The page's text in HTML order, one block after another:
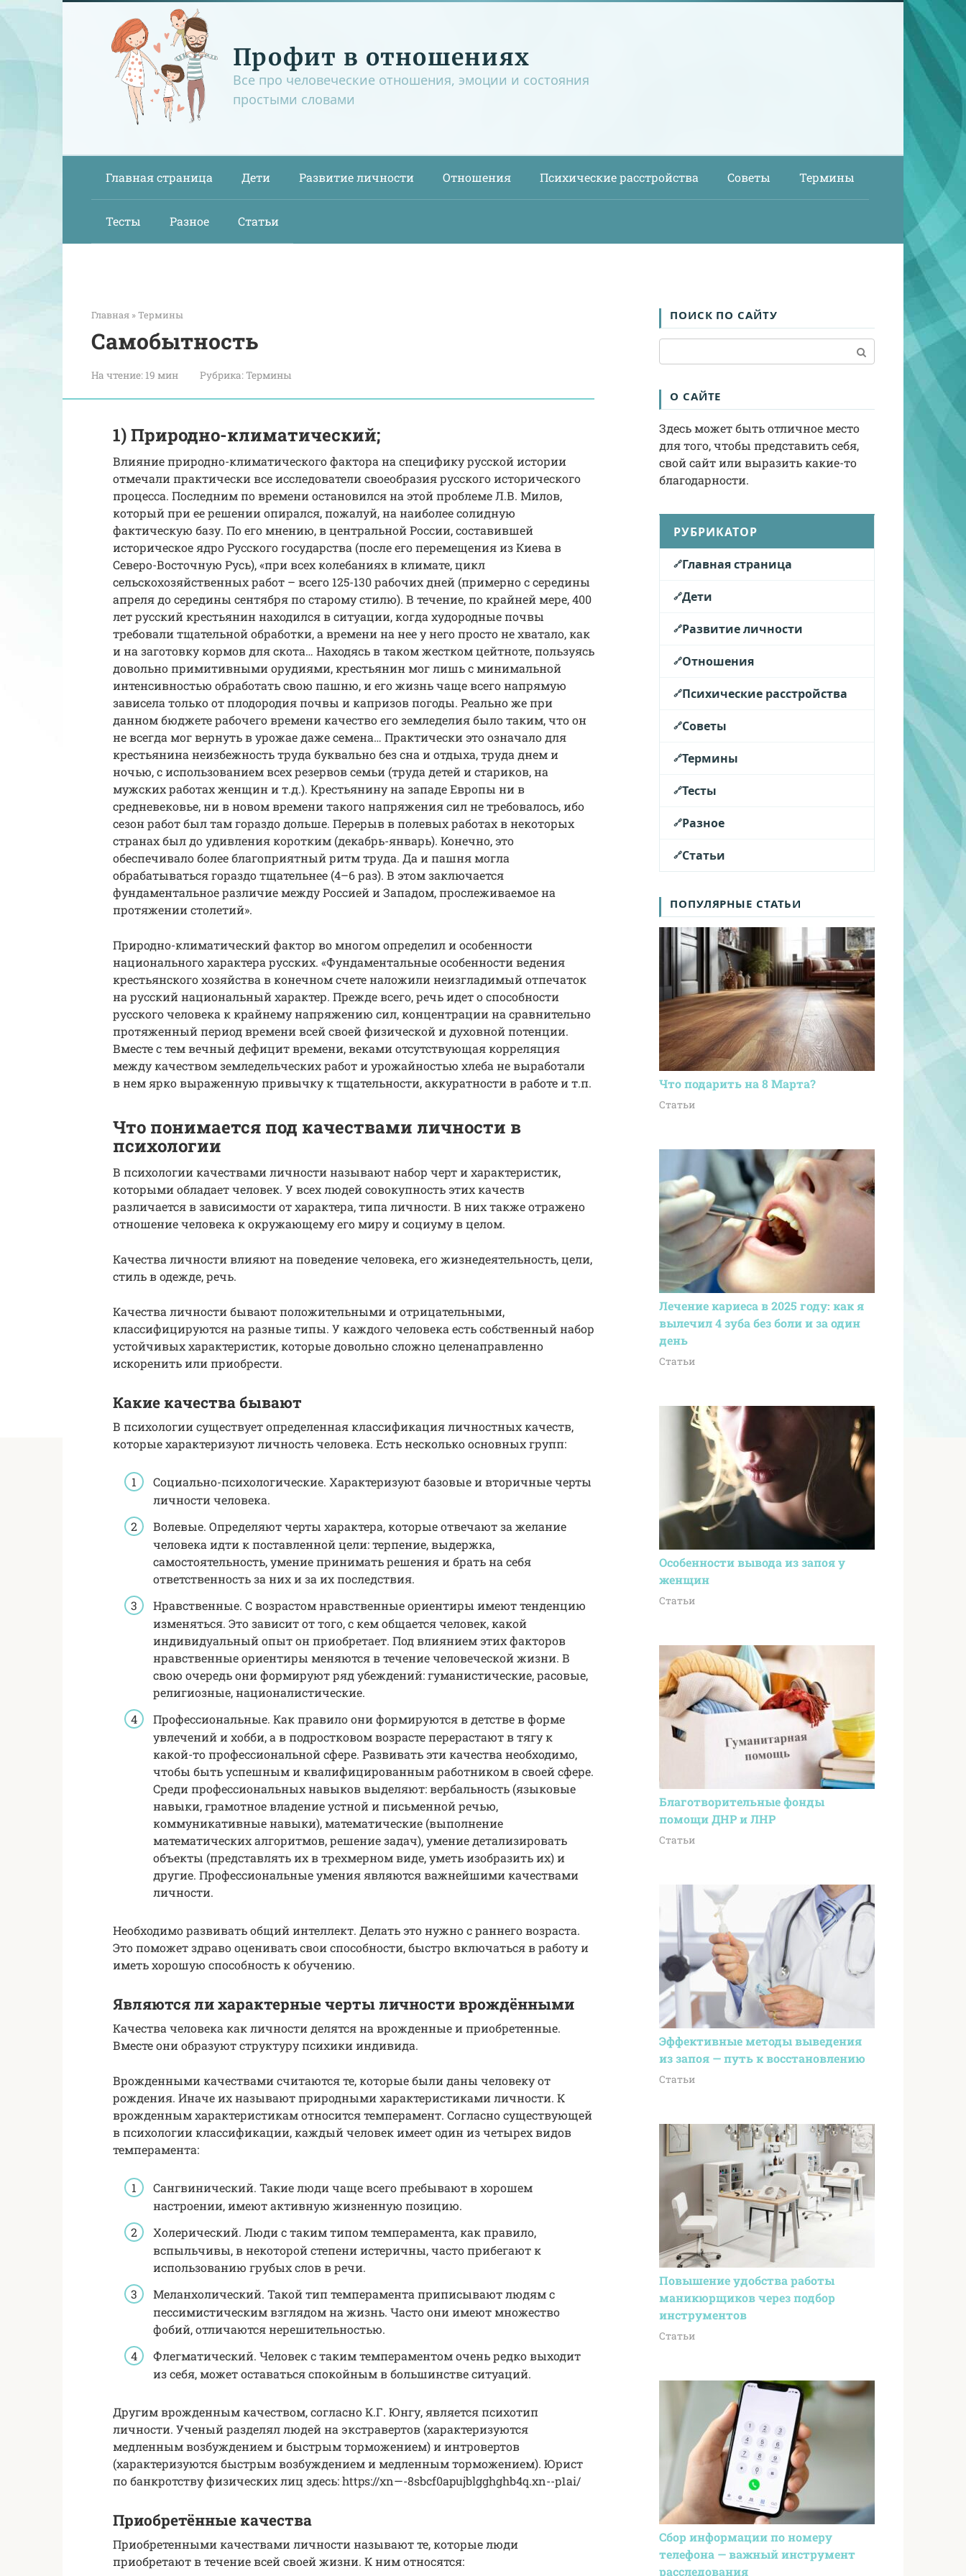
Перейти
Профит в отношениях
Все про человеческие отношения, эмоции и состояния
простыми словами
Главная страница Дети Развитие личности Отношения Психические расстройства Советы Термины
Тесты Разное Статьи
Главная »Термины
Самобытность
На чтение: 19 мин Рубрика:Термины
1) Природно-климатический;
Влияние природно-климатического фактора на специфику русской истории
отмечали практически все исследователи своеобразия русского исторического
процесса. Последним по времени остановился на этой проблеме Л.В. Милов,
который при ее решении опирался, пожалуй, на наиболее солидную
фактическую базу. По его мнению, в центральной России, составившей
историческое ядро Русского государства (после его перемещения из Киева в
Северо-Восточную Русь), «при всех колебаниях в климате, цикл
сельскохозяйственных работ – всего 125-130 рабочих дней (примерно с середины
апреля до середины сентября по старому стилю). В течение, по крайней мере, 400
лет русский крестьянин находился в ситуации, когда худородные почвы
требовали тщательной обработки, а времени на нее у него просто не хватало, как
и на заготовку кормов для скота… Находясь в таком жестком цейтноте, пользуясь
довольно примитивными орудиями, крестьянин мог лишь с минимальной
интенсивностью обработать свою пашню, и его жизнь чаще всего напрямую
зависела только от плодородия почвы и капризов погоды. Реально же при
данном бюджете рабочего времени качество его земледелия было таким, что он
не всегда мог вернуть в урожае даже семена… Практически это означало для
крестьянина неизбежность труда буквально без сна и отдыха, труда днем и
ночью, с использованием всех резервов семьи (труда детей и стариков, на
мужских работах женщин и т.д.). Крестьянину на западе Европы ни в
средневековье, ни в новом времени такого напряжения сил не требовалось, ибо
сезон работ был там гораздо дольше. Перерыв в полевых работах в некоторых
странах был до удивления коротким (декабрь-январь). Конечно, это
обеспечивало более благоприятный ритм труда. Да и пашня могла
обрабатываться гораздо тщательнее (4–6 раз). В этом заключается
фундаментальное различие между Россией и Западом, прослеживаемое на
протяжении столетий».
Природно-климатический фактор во многом определил и особенности
национального характера русских. «Фундаментальные особенности ведения
крестьянского хозяйства в конечном счете наложили неизгладимый отпечаток
на русский национальный характер. Прежде всего, речь идет о способности
русского человека к крайнему напряжению сил, концентрации на сравнительно
протяженный период времени всей своей физической и духовной потенции.
Вместе с тем вечный дефицит времени, веками отсутствующая корреляция
между качеством земледельческих работ и урожайностью хлеба не выработали
в нем ярко выраженную привычку к тщательности, аккуратности в работе и т.п.
Что понимается под качествами личности в
психологии
В психологии качествами личности называют набор черт и характеристик,
которыми обладает человек. У всех людей совокупность этих качеств
различается в зависимости от характера, типа личности. В них также отражено
отношение человека к окружающему его миру и социуму в целом.
Качества личности влияют на поведение человека, его жизнедеятельность, цели,
стиль в одежде, речь.
Качества личности бывают положительными и отрицательными,
классифицируются на разные типы. У каждого человека есть собственный набор
устойчивых характеристик, которые довольно сложно целенаправленно
искоренить или приобрести.
Какие качества бывают
В психологии существует определенная классификация личностных качеств,
которые характеризуют личность человека. Есть несколько основных групп:
Социально-психологические. Характеризуют базовые и вторичные черты
личности человека.
Волевые. Определяют черты характера, которые отвечают за желание
человека идти к поставленной цели: терпение, выдержка,
самостоятельность, умение принимать решения и брать на себя
ответственность за них и за их последствия.
Нравственные. С возрастом нравственные ориентиры имеют тенденцию
изменяться. Это зависит от того, с кем общается человек, какой
индивидуальный опыт он приобретает. Под влиянием этих факторов
нравственные ориентиры меняются в течение человеческой жизни. В
свою очередь они формируют ряд убеждений: гуманистические, расовые,
религиозные, националистические.
Профессиональные. Как правило они формируются в детстве в форме
увлечений и хобби, а в подростковом возрасте перерастают в тягу к
какой-то профессиональной сфере. Развивать эти качества необходимо,
чтобы быть успешным и квалифицированным работником в своей сфере.
Среди профессиональных навыков выделяют: вербальность (языковые
навыки, грамотное владение устной и письменной речью,
коммуникативные навыки), математические (выполнение
математических алгоритмов, решение задач), умение детализировать
объекты (представлять их в трехмерном виде, уметь изобразить их) и
другие. Профессиональные умения являются важнейшими качествами
личности.
Необходимо развивать общий интеллект. Делать это нужно с раннего возраста.
Это поможет здраво оценивать свои способности, быстро включаться в работу и
иметь хорошую способность к обучению.
Являются ли характерные черты личности врождёнными
Качества человека как личности делятся на врожденные и приобретенные.
Вместе они образуют структуру психики индивида.
Врожденными качествами считаются те, которые были даны человеку от
рождения. Иначе их называют природными характеристиками личности. К
врожденным характеристикам относится темперамент. Согласно существующей
в психологии классификации, каждый человек имеет один из четырех видов
темперамента:
Сангвинический. Такие люди чаще всего пребывают в хорошем
настроении, имеют активную жизненную позицию.
Холерический. Люди с таким типом темперамента, как правило,
вспыльчивы, в некоторой степени истеричны, часто прибегают к
использованию грубых слов в речи.
Меланхолический. Такой тип темперамента приписывают людям с
пессимистическим взглядом на жизнь. Часто они имеют множество
фобий, отличаются нерешительностью.
Флегматический. Человек с таким темпераментом очень редко выходит
из себя, может оставаться спокойным в большинстве ситуаций.
Другим врожденным качеством, согласно К.Г. Юнгу, является психотип
личности. Ученый разделял людей на экстравертов (характеризуются
медленным возбуждением и быстрым торможением) и интровертов
(характеризуются быстрым возбуждением и медленным торможением). Юрист
по банкротству физических лиц здесь: https://xn—-8sbcf0apujblgghghb4q.xn--p1ai/
Приобретённые качества
Приобретенными качествами личности называют те, которые люди
приобретают в течение всей своей жизни. К ним относятся:
ПОИСК ПО САЙТУ
О САЙТЕ
Здесь может быть отличное место
для того, чтобы представить себя,
свой сайт или выразить какие-то
благодарности.
РУБРИКАТОР
Главная страница
Дети
Развитие личности
Отношения
Психические расстройства
Советы
Термины
Тесты
Разное
Статьи
ПОПУЛЯРНЫЕ СТАТЬИ
Что подарить на 8 Марта?
Статьи
Лечение кариеса в 2025 году: как я
вылечил 4 зуба без боли и за один
день
Статьи
Особенности вывода из запоя у
женщин
Статьи
Благотворительные фонды
помощи ДНР и ЛНР
Статьи
Эффективные методы выведения
из запоя — путь к восстановлению
Статьи
Повышение удобства работы
маникюрщиков через подбор
инструментов
Статьи
Сбор информации по номеру
телефона — важный инструмент
расследования